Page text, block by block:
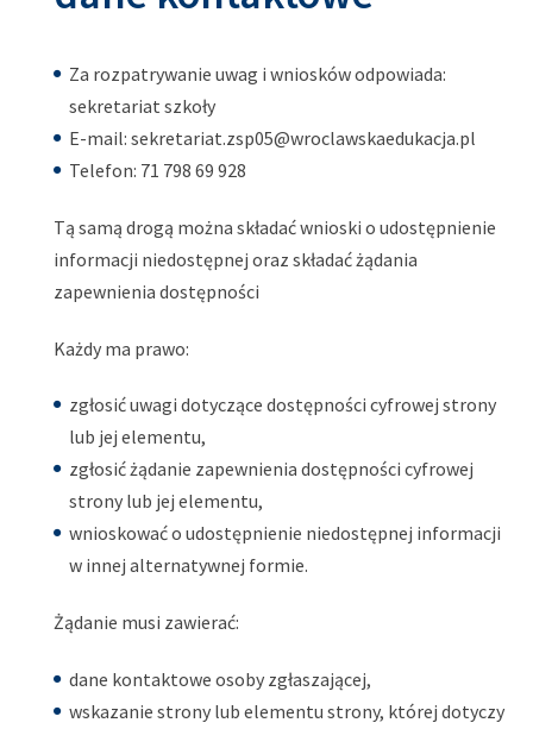
Za rozpatrywanie uwag i wniosków odpowiada:
sekretariat szkoły
E-mail: sekretariat.zsp05@wroclawskaedukacja.pl
Telefon: 71 798 69 928
Tą samą drogą można składać wnioski o udostępnienie
informacji niedostępnej oraz składać żądania
zapewnienia dostępności
Każdy ma prawo:
zgłosić uwagi dotyczące dostępności cyfrowej strony
lub jej elementu,
zgłosić żądanie zapewnienia dostępności cyfrowej
strony lub jej elementu,
wnioskować o udostępnienie niedostępnej informacji
w innej alternatywnej formie.
Żądanie musi zawierać:
dane kontaktowe osoby zgłaszającej,
wskazanie strony lub elementu strony, której dotyczy